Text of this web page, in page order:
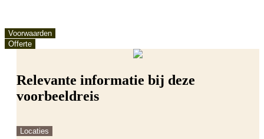
Voorwaarden
Offerte
Relevante informatie bij deze
voorbeeldreis
Locaties